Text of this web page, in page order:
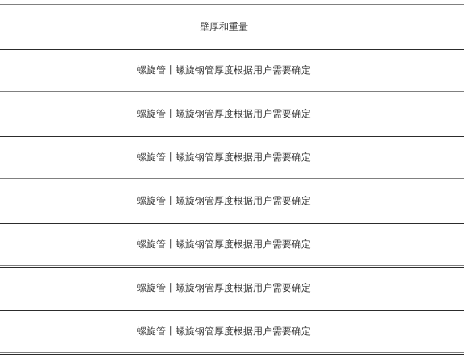
壁厚和重量
螺旋管丨螺旋钢管厚度根据用户需要确定
螺旋管丨螺旋钢管厚度根据用户需要确定
螺旋管丨螺旋钢管厚度根据用户需要确定
螺旋管丨螺旋钢管厚度根据用户需要确定
螺旋管丨螺旋钢管厚度根据用户需要确定
螺旋管丨螺旋钢管厚度根据用户需要确定
螺旋管丨螺旋钢管厚度根据用户需要确定